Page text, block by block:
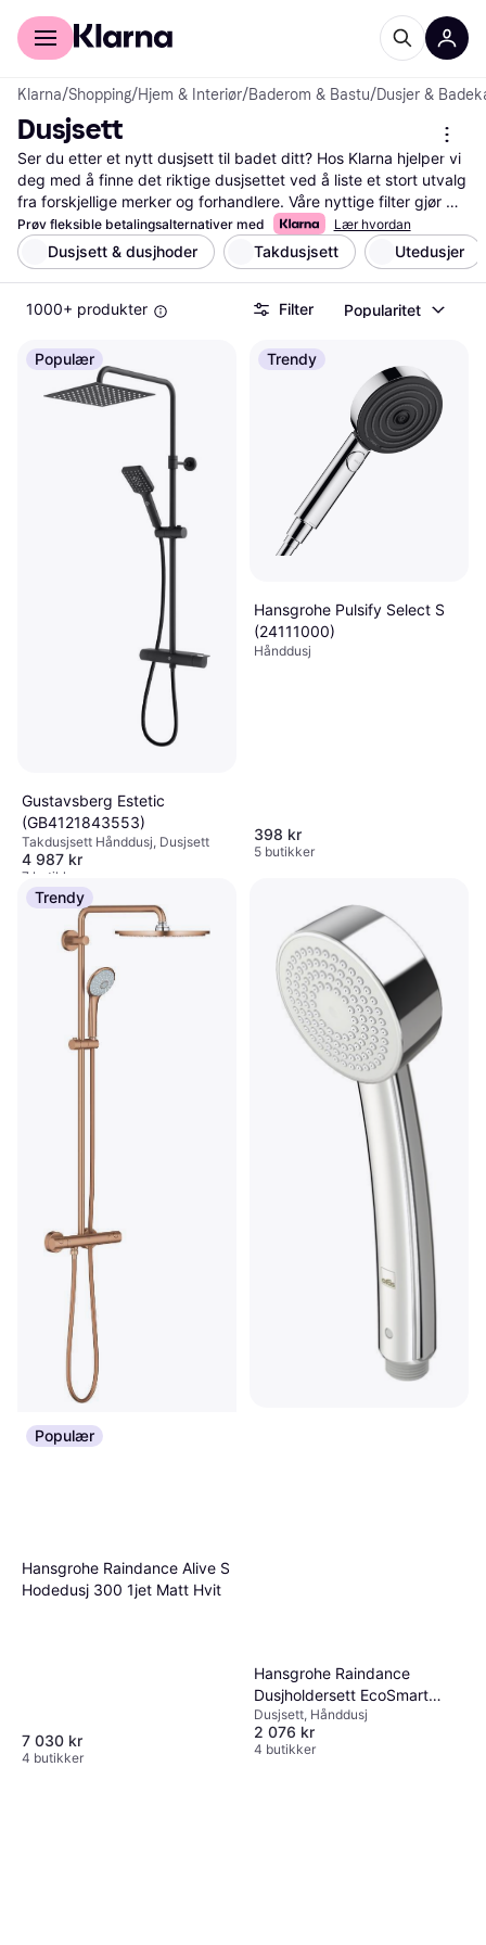
For kunder
Klarna/Shopping/Hjem & Interiør/Baderom & Bastu/Dusjer &
Dusjsett
Ser du etter et nytt dusjsett til badet ditt? Hos Klarna hjelper vi
deg med å finne det riktige dusjsettet ved å liste et stort utvalg
fra forskjellige merker og forhandlere. Våre nyttige filter gjør
det enkelt for deg å sortere etter pris, funksjoner eller design,
slik at du kan finne det dusjsettet som passer best til dine
behov og stil. Du kan også lese brukeranmeldelser for å få
innsikt i andres erfaringer og synspunkter. Dette gir deg all
informasjonen du trenger for å ta den rette beslutningen. Vi
pengene. Start her for å finne ditt neste dusjsett og gjøre badet
ditt til et sted for avslapning og velvære!
Les mer om dusjsett her
Prøv fleksible betalingsalternativer med Lær hvordan
Dusjsett & dusjhoder Takdusjsett Utedusjer
1000+ produkter Filter Popularitet
Populær
Gustavsberg Estetic
(GB4121843553)
Takdusjsett Hånddusj, Dusjsett
4 987 kr
7 butikker
Trendy
Hansgrohe Pulsify Select S
(24111000)
Hånddusj
398 kr
5 butikker
Trendy
Populær
Hansgrohe Raindance Alive S
Hodedusj 300 1jet Matt Hvit
7 030 kr
4 butikker
Hansgrohe Raindance
Dusjholdersett EcoSmart
Krom
Dusjsett, Hånddusj
2 076 kr
4 butikker